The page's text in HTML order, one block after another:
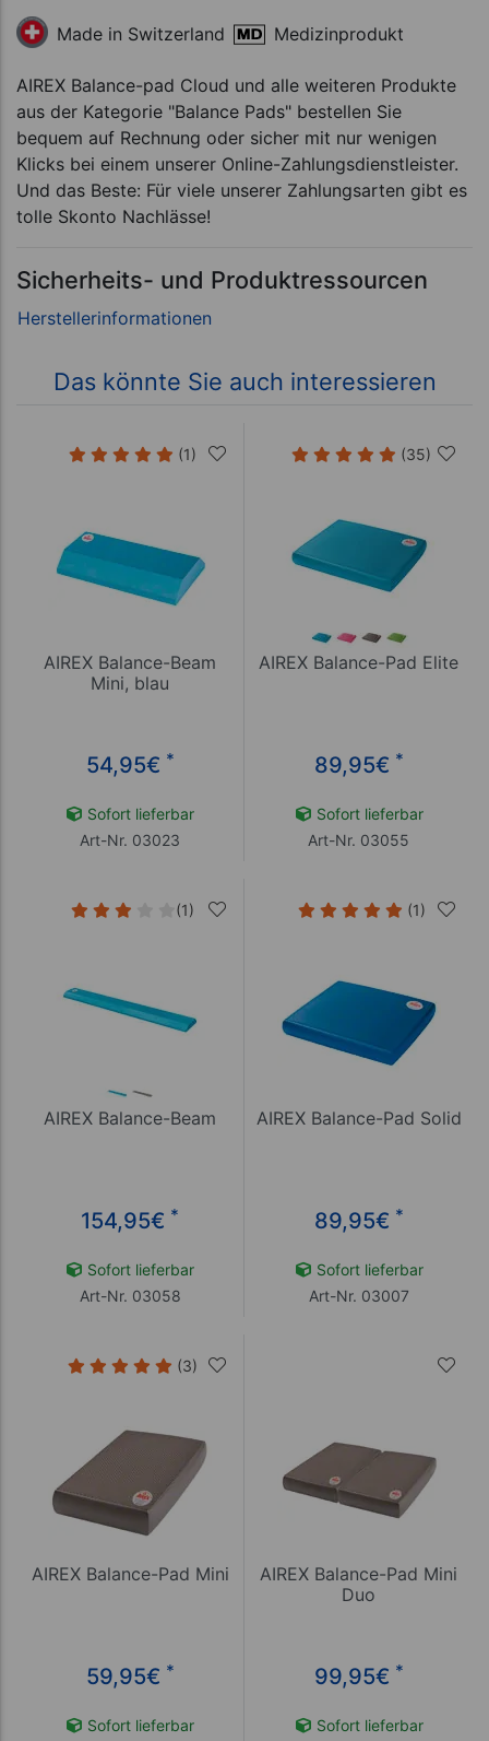
Made in Switzerland Medizinprodukt
AIREX Balance-pad Cloud und alle weiteren Produkte
aus der Kategorie "Balance Pads" bestellen Sie
bequem auf Rechnung oder sicher mit nur wenigen
Klicks bei einem unserer Online-Zahlungsdienstleister.
Und das Beste: Für viele unserer Zahlungsarten gibt es
tolle Skonto Nachlässe!
Sicherheits- und Produktressourcen
Das könnte Sie auch interessieren
(1)
AIREX Balance-Beam
Mini, blau
54,95€ *
Sofort lieferbar
Art-Nr. 03023
(35)
AIREX Balance-Pad Elite
89,95€ *
Sofort lieferbar
Art-Nr. 03055
(1)
AIREX Balance-Beam
154,95€ *
Sofort lieferbar
Art-Nr. 03058
(1)
AIREX Balance-Pad Solid
89,95€ *
Sofort lieferbar
Art-Nr. 03007
(3)
AIREX Balance-Pad Mini
59,95€ *
Sofort lieferbar
AIREX Balance-Pad Mini
Duo
99,95€ *
Sofort lieferbar